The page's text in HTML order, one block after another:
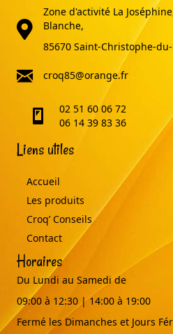
adresse
Zone d'activité La
Blanche,
85670 Saint-Christophe-
email
croq85@orange.fr
telephone02 51 60 06 72
06 14 39 83 36
Liens utiles
Accueil
Les produits
Croq’ Conseils
Contact
Horaires
Du Lundi au Samedi de
09:00 à 12:30 | 14:00 à 19:00
Fermé les Dimanches et Jours